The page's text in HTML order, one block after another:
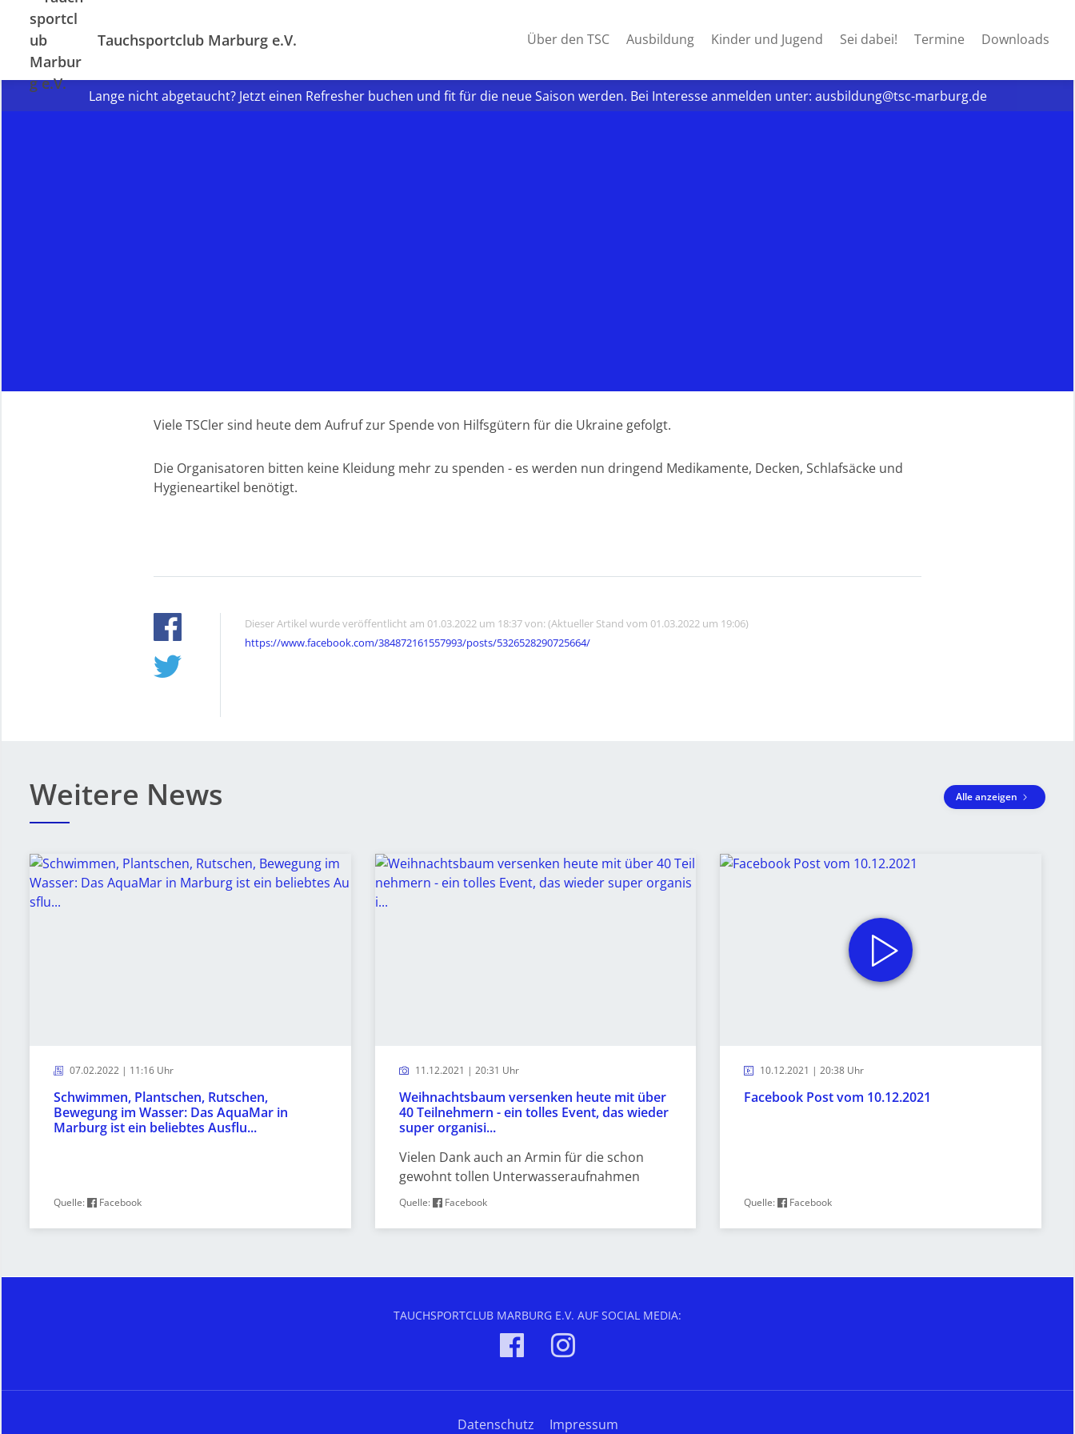
Tauchsportclub Marburg e.V. Über den TSC Ausbildung Kinder und Jugend Sei dabei! Termine Downloads
Lange nicht abgetaucht? Jetzt einen Refresher buchen und fit für die neue Saison werden. Bei Interesse anmelden unter: ausbildung@tsc-marburg.de
Viele TSCler sind heute dem Aufruf zur Spende von Hilfsgütern für die Ukraine gefolgt.
Die Organisatoren bitten keine Kleidung mehr zu spenden - es werden nun dringend Medikamente, Decken, Schlafsäcke und
Hygieneartikel benötigt.
Dieser Artikel wurde veröffentlicht am 01.03.2022 um 18:37 von: (Aktueller Stand vom 01.03.2022 um 19:06)
https://www.facebook.com/384872161557993/posts/5326528290725664/
Weitere News Alle anzeigen
07.02.2022 | 11:16 Uhr
Schwimmen, Plantschen, Rutschen,
Bewegung im Wasser: Das AquaMar in
Marburg ist ein beliebtes Ausflu...
Quelle: Facebook
11.12.2021 | 20:31 Uhr
Weihnachtsbaum versenken heute mit über
40 Teilnehmern - ein tolles Event, das wieder
super organisi...
Vielen Dank auch an Armin für die schon
gewohnt tollen Unterwasseraufnahmen
Quelle: Facebook
10.12.2021 | 20:38 Uhr
Facebook Post vom 10.12.2021
Quelle: Facebook
TAUCHSPORTCLUB MARBURG E.V. AUF SOCIAL MEDIA:
Datenschutz Impressum